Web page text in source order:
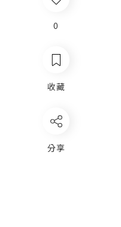
0
收藏
分享